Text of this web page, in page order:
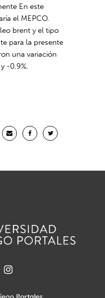
En este
el MEPCO.
brent y el tipo
para la presente
una variación
-0,9%,